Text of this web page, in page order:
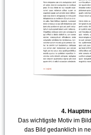
4.
Das wichtigste Motiv im
das Bild gedanklich in